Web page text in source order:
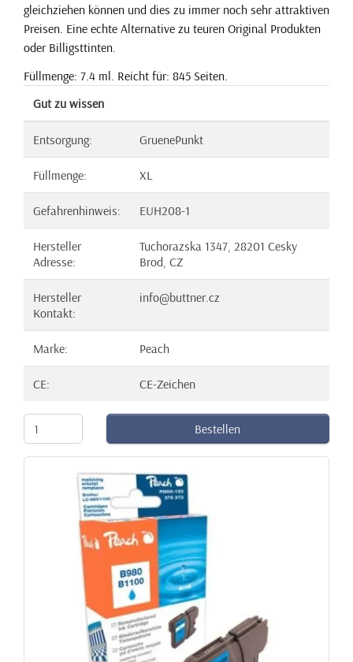
gleichziehen können und dies zu immer noch sehr attraktiven
Preisen. Eine echte Alternative zu teuren Original Produkten
oder Billigsttinten.
Füllmenge: 7.4 ml. Reicht für: 845 Seiten.
Gut zu wissen
Entsorgung: GruenePunkt
Füllmenge: XL
Gefahrenhinweis: EUH208-1
Hersteller
Adresse:
Tuchorazska 1347, 28201 Cesky
Brod, CZ
Hersteller
Kontakt:
info@buttner.cz
Marke: Peach
CE: CE-Zeichen
Bestellen